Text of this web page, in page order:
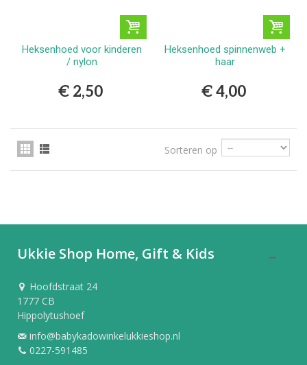
Heksenhoed voor kinderen
/ nylon
€ 2,50
Heksenhoed spinnenweb +
haar
€ 4,00
Sorteren op
Ukkie Shop Home, Gift & Kids
Hoofdstraat 24
1777 CB
Hippolytushoef
info@babykadowinkelukkieshop.nl
0227-591485